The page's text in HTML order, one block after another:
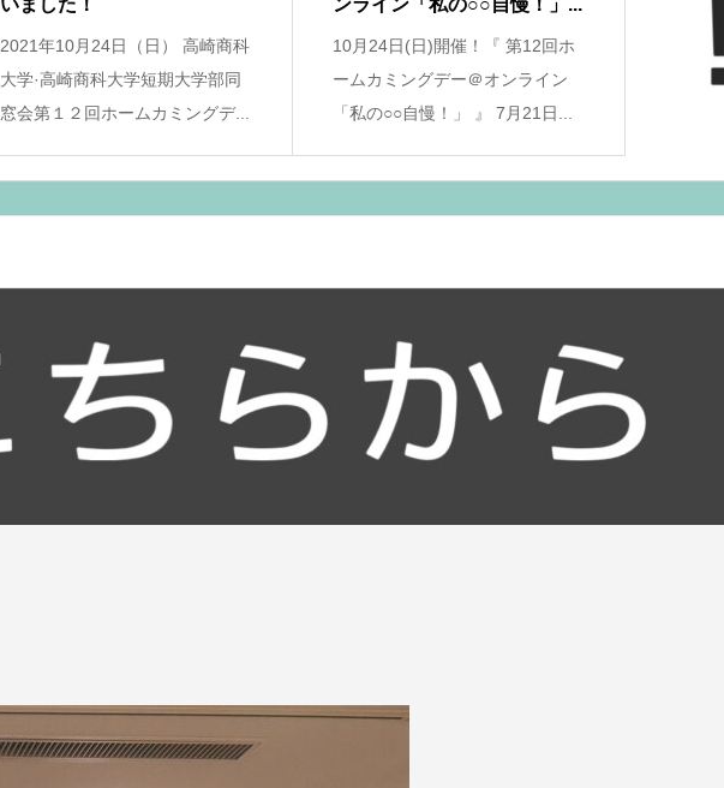
いました！
2021年10月24日（日） 高崎商科
大学·高崎商科大学短期大学部同
窓会第１２回ホームカミングデ...
ンライン「私の○○自慢！」...
10月24日(日)開催！『 第12回ホ
ームカミングデー＠オンライン
「私の○○自慢！」 』 7月21日...